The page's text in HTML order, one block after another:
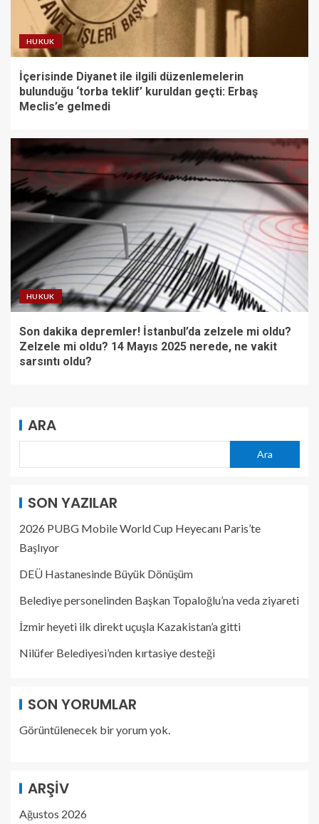
HUKUK
İçerisinde Diyanet ile ilgili düzenlemelerin
bulunduğu ‘torba teklif’ kuruldan geçti: Erbaş
Meclis’e gelmedi
HUKUK
Son dakika depremler! İstanbul’da zelzele mi oldu?
Zelzele mi oldu? 14 Mayıs 2025 nerede, ne vakit
sarsıntı oldu?
ARA
Ara
SON YAZILAR
2026 PUBG Mobile World Cup Heyecanı Paris’te
Başlıyor
DEÜ Hastanesinde Büyük Dönüşüm
Belediye personelinden Başkan Topaloğlu’na veda ziyareti
İzmir heyeti ilk direkt uçuşla Kazakistan’a gitti
Nilüfer Belediyesi’nden kırtasiye desteği
SON YORUMLAR
Görüntülenecek bir yorum yok.
ARŞIV
Ağustos 2026